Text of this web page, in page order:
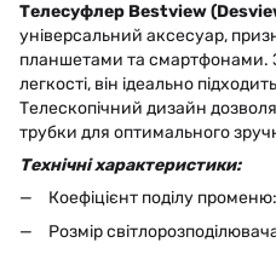
Телесуфлер Bestview
універсальний аксесуар,
планшетами та смартфонами.
легкості, він ідеально
Телескопічний дизайн
трубки для оптимального
Технічні характеристики:
Коефіцієнт поділу
Розмір